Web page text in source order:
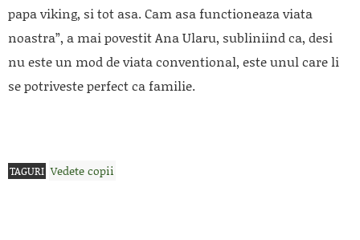
papa viking, si tot asa. Cam asa functioneaza viata
noastra”, a mai povestit Ana Ularu, subliniind ca, desi
nu este un mod de viata conventional, este unul care li
se potriveste perfect ca familie.
TAGURI Vedete copii